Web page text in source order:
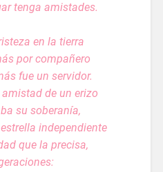
tenga amistades.
en la tierra
por compañero
fue un servidor.
de un erizo
su soberanía,
independiente
que la precisa,